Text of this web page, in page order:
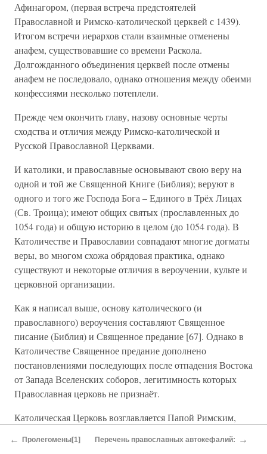
Афинагором, (первая встреча предстоятелей
Православной и Римско-католической церквей с 1439).
Итогом встречи иерархов стали взаимные отменены
анафем, существовавшие со времени Раскола.
Долгожданного объединения церквей после отмены
анафем не последовало, однако отношения между обеими
конфессиями несколько потеплели.
Прежде чем окончить главу, назову основные черты
сходства и отличия между Римско-католической и
Русской Православной Церквами.
И католики, и православные основывают свою веру на
одной и той же Священной Книге (Библия); веруют в
одного и того же Господа Бога – Единого в Трёх Лицах
(Св. Троица); имеют общих святых (прославленных до
1054 года) и общую историю в целом (до 1054 года). В
Католичестве и Православии совпадают многие догматы
веры, во многом схожа обрядовая практика, однако
существуют и некоторые отличия в вероучении, культе и
церковной организации.
Как я написал выше, основу католического (и
православного) вероучения составляют Священное
писание (Библия) и Священное предание [67]. Однако в
Католичестве Священное предание дополнено
постановлениями последующих после отпадения Востока
от Запада Вселенских соборов, легитимность которых
Православная церковь не признаёт.
Католическая Церковь возглавляется Папой Римским,
знать, что до Раскола 1054 года Православная Церковь
← Пролегомены[1] Перечень православных автокефалий: →